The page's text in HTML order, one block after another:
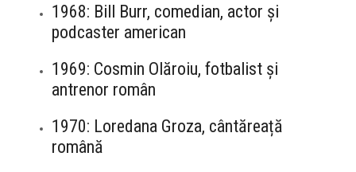
1968: Bill Burr, comedian, actor și
podcaster american
1969: Cosmin Olăroiu, fotbalist și
antrenor român
1970: Loredana Groza, cântăreață
română